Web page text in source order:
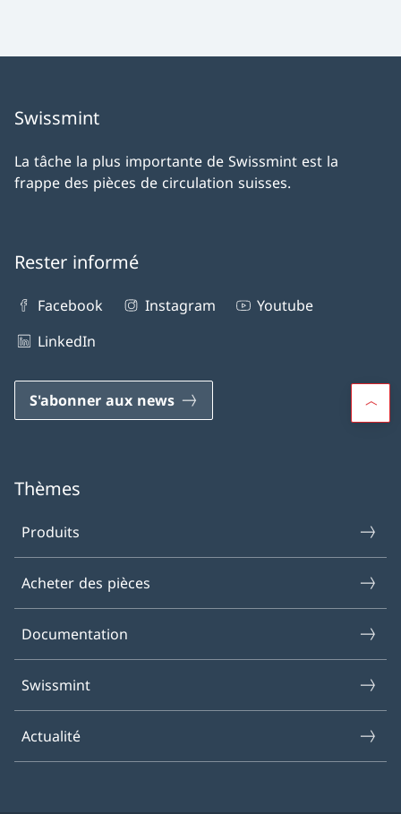
Swissmint
La tâche la plus importante de Swissmint est la
frappe des pièces de circulation suisses.
Rester informé
Facebook Instagram
Youtube
LinkedIn
S'abonner aux news
Thèmes
Produits
Acheter des pièces
Documentation
Swissmint
Actualité